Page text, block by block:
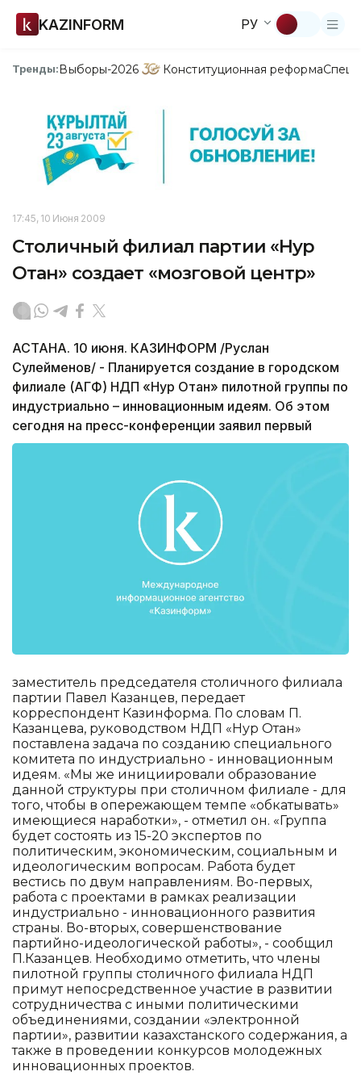
KAZINFORM РУ
Тренды:Выборы-2026 Конституционная реформа
17:45, 10 Июня 2009
Столичный филиал партии «Нур
Отан» создает «мозговой центр»
АСТАНА. 10 июня. КАЗИНФОРМ /Руслан
Сулейменов/ - Планируется создание в городском
филиале (АГФ) НДП «Нур Отан» пилотной группы по
индустриально – инновационным идеям. Об этом
сегодня на пресс-конференции заявил первый
заместитель председателя столичного филиала
партии Павел Казанцев, передает
корреспондент Казинформа. По словам П.
Казанцева, руководством НДП «Нур Отан»
поставлена задача по созданию специального
комитета по индустриально - инновационным
идеям. «Мы же инициировали образование
данной структуры при столичном филиале - для
того, чтобы в опережающем темпе «обкатывать»
имеющиеся наработки», - отметил он. «Группа
будет состоять из 15-20 экспертов по
политическим, экономическим, социальным и
идеологическим вопросам. Работа будет
вестись по двум направлениям. Во-первых,
работа с проектами в рамках реализации
индустриально - инновационного развития
страны. Во-вторых, совершенствование
партийно-идеологической работы», - сообщил
П.Казанцев. Необходимо отметить, что члены
пилотной группы столичного филиала НДП
примут непосредственное участие в развитии
сотрудничества с иными политическими
объединениями, создании «электронной
партии», развитии казахстанского содержания, а
также в проведении конкурсов молодежных
инновационных проектов.